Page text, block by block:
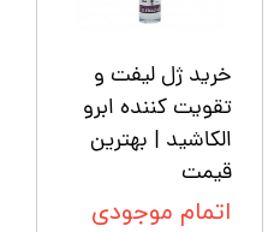
خرید ژل لیفت و
تقویت کننده ابرو
الکاشید | بهترین
قیمت
اتمام موجودی